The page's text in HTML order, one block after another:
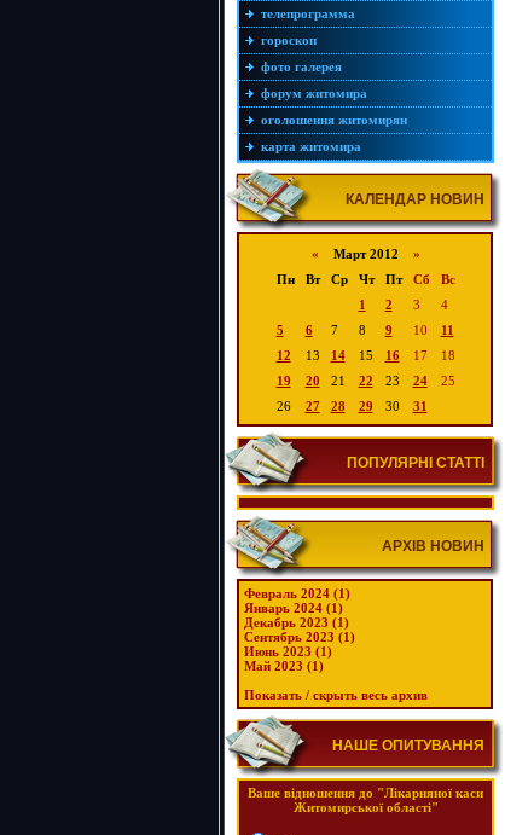
телепрограмма
гороскоп
фото галерея
форум житомира
оголошення житомирян
карта житомира
КАЛЕНДАР НОВИН
« Март 2012 »
Пн
Вт Ср Чт Пт Сб
Вс
1
2 3
4
5
6 7 8 9 10
11
12
13 14 15 16 17
18
19
20 21 22 23 24
25
26
27 28 29 30 31
ПОПУЛЯРНІ СТАТТІ
АРХІВ НОВИН
Февраль 2024 (1)
Январь 2024 (1)
Декабрь 2023 (1)
Сентябрь 2023 (1)
Июнь 2023 (1)
Май 2023 (1)
Показать / скрыть весь архив
НАШЕ ОПИТУВАННЯ
Ваше відношення до "Лікарняної каси
Житомирської області"